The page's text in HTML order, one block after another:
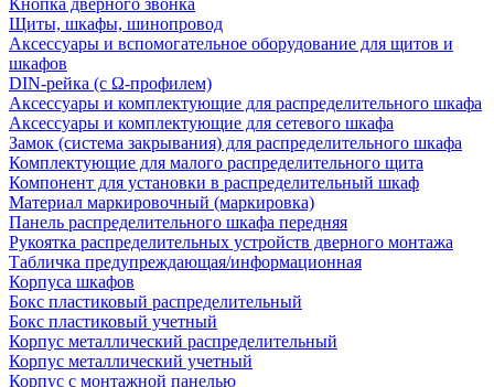
Кнопка дверного звонка
Щиты, шкафы, шинопровод
Аксессуары и вспомогательное оборудование для щитов и
шкафов
DIN-рейка (с Ω-профилем)
Аксессуары и комплектующие для распределительного шкафа
Аксессуары и комплектующие для сетевого шкафа
Замок (система закрывания) для распределительного шкафа
Комплектующие для малого распределительного щита
Компонент для установки в распределительный шкаф
Материал маркировочный (маркировка)
Панель распределительного шкафа передняя
Рукоятка распределительных устройств дверного монтажа
Табличка предупреждающая/информационная
Корпуса шкафов
Бокс пластиковый распределительный
Бокс пластиковый учетный
Корпус металлический распределительный
Корпус металлический учетный
Корпус с монтажной панелью